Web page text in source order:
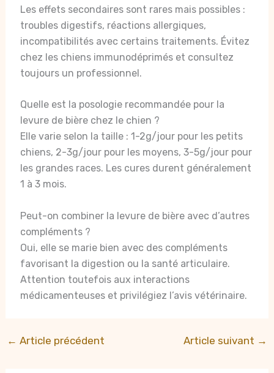
Les effets secondaires sont rares mais possibles :
troubles digestifs, réactions allergiques,
incompatibilités avec certains traitements. Évitez
chez les chiens immunodéprimés et consultez
toujours un professionnel.
Quelle est la posologie recommandée pour la
levure de bière chez le chien ?
Elle varie selon la taille : 1-2g/jour pour les petits
chiens, 2-3g/jour pour les moyens, 3-5g/jour pour
les grandes races. Les cures durent généralement
1 à 3 mois.
Peut-on combiner la levure de bière avec d’autres
compléments ?
Oui, elle se marie bien avec des compléments
favorisant la digestion ou la santé articulaire.
Attention toutefois aux interactions
médicamenteuses et privilégiez l’avis vétérinaire.
← Article précédent Article suivant →